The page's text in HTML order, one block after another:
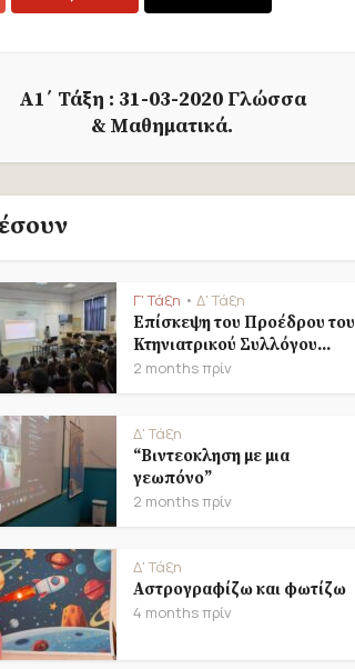
Α1΄ Τάξη : 31-03-2020 Γλώσσα
& Μαθηματικά.
Γ' Τάξη • Δ' Τάξη
Επίσκεψη του Προέδρου του
Κτηνιατρικού Συλλόγου...
2 months πρίν
Δ' Τάξη
“Βιντεοκληση με μια
γεωπόνο”
2 months πρίν
Δ' Τάξη
Αστρογραφίζω και φωτίζω
4 months πρίν